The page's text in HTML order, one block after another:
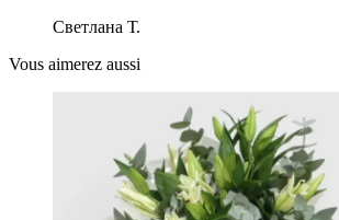
Светлана Т.
Vous aimerez aussi